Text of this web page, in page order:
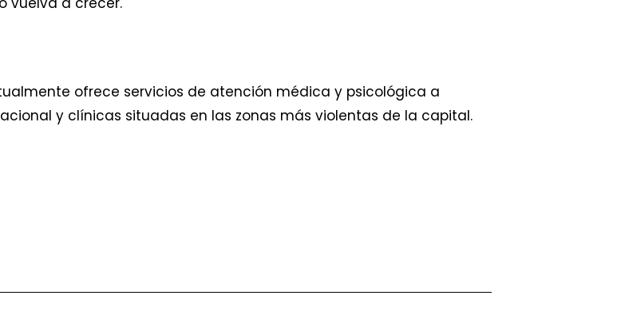
ofrece servicios de atención médica y psicológica a
y clínicas situadas en las zonas más violentas de la capital.